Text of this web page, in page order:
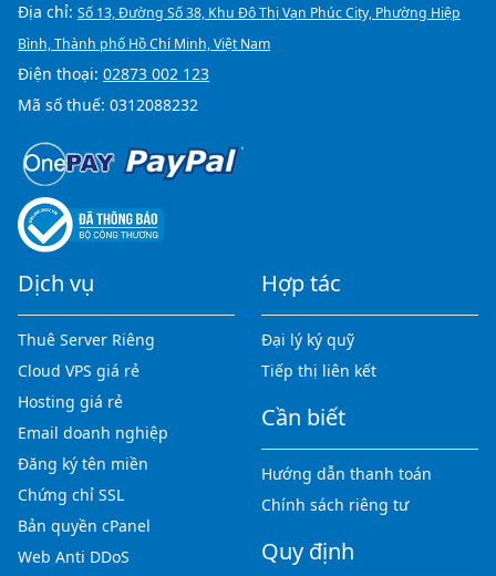
Địa chỉ: Số 13, Đường Số 38, Khu Đô Thị Vạn Phúc City, Phường Hiệp
Bình, Thành phố Hồ Chí Minh, Việt Nam
Điện thoại: 02873 002 123
Mã số thuế: 0312088232
Dịch vụ
Thuê Server Riêng
Cloud VPS giá rẻ
Hosting giá rẻ
Email doanh nghiệp
Đăng ký tên miền
Chứng chỉ SSL
Bản quyền cPanel
Web Anti DDoS
Hợp tác
Đại lý ký quỹ
Tiếp thị liên kết
Cần biết
Hướng dẫn thanh toán
Chính sách riêng tư
Quy định